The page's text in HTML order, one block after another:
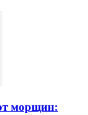
морщин: